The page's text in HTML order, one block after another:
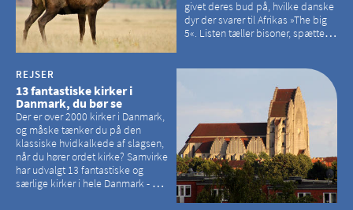
givet deres bud på, hvilke danske
dyr der svarer til Afrikas »The big
5«. Listen tæller bisoner, spættede
REJSER
13 fantastiske kirker i
Danmark, du bør se
Der er over 2000 kirker i Danmark,
og måske tænker du på den
klassiske hvidkalkede af slagsen,
når du hører ordet kirke? Samvirke
har udvalgt 13 fantastiske og
særlige kirker i hele Danmark - og